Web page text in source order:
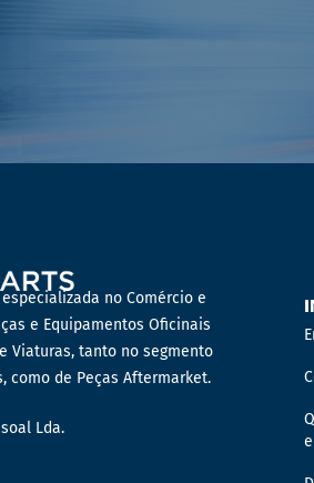
no Comércio e
e Equipamentos Oficinais
Viaturas, tanto no segmento
como de Peças Aftermarket.
Lda.